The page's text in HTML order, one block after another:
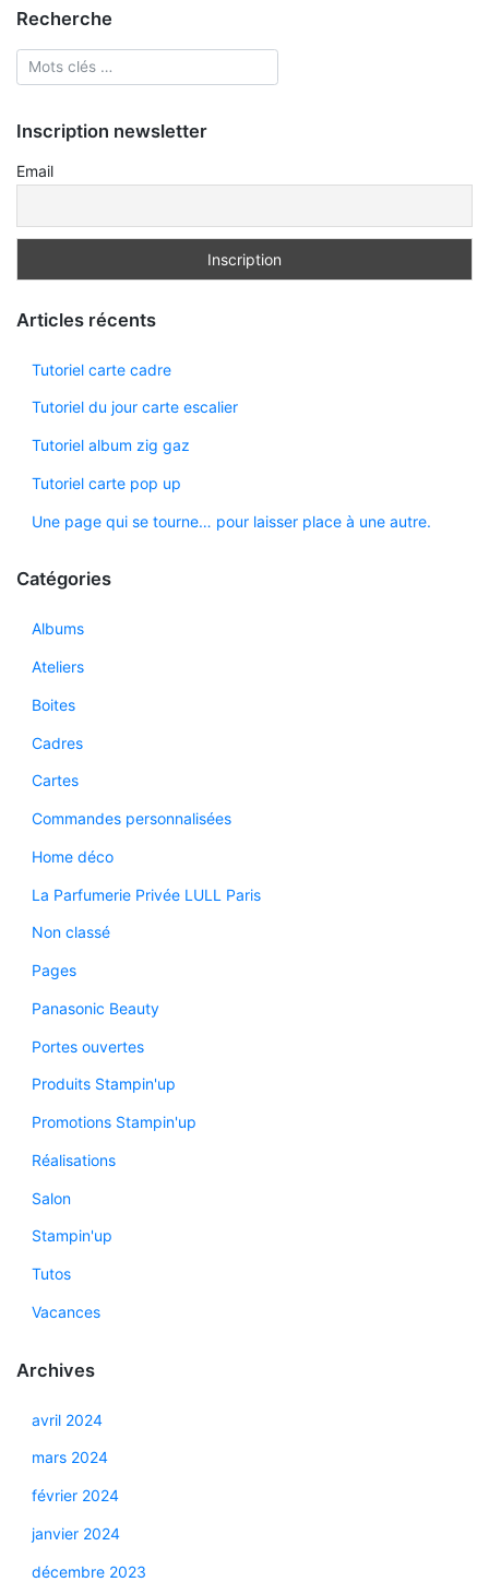
Recherche
Inscription newsletter
Email
Articles récents
Tutoriel carte cadre
Tutoriel du jour carte escalier
Tutoriel album zig gaz
Tutoriel carte pop up
Une page qui se tourne… pour laisser place à une autre.
Catégories
Albums
Ateliers
Boites
Cadres
Cartes
Commandes personnalisées
Home déco
La Parfumerie Privée LULL Paris
Non classé
Pages
Panasonic Beauty
Portes ouvertes
Produits Stampin'up
Promotions Stampin'up
Réalisations
Salon
Stampin'up
Tutos
Vacances
Archives
avril 2024
mars 2024
février 2024
janvier 2024
décembre 2023